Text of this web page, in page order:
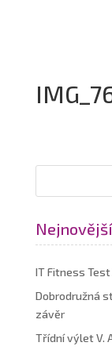
IT Fitness Test
Dobrodružná
závěr
Třídní výlet V.